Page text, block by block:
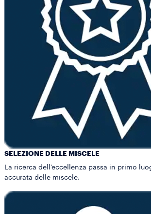
SELEZIONE DELLE MISCELE
La ricerca dell'eccellenza passa in primo
accurata delle miscele.